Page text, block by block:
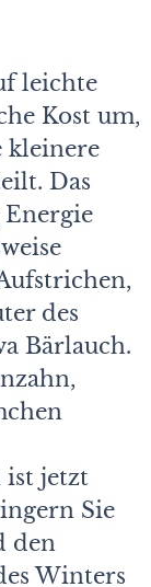
leichte
Kost um,
kleinere
Das
Energie
des
Bärlauch.
ist jetzt
Sie
den
Winters